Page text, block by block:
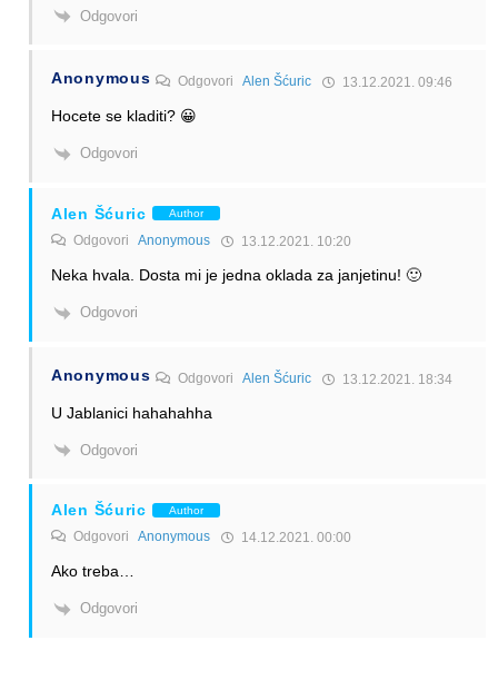
Odgovori
Anonymous OdgovoriAlen Šćuric 13.12.2021. 09:46
Hocete se kladiti? 😀
Odgovori
Alen Šćuric Author
Odgovori Anonymous 13.12.2021. 10:20
Neka hvala. Dosta mi je jedna oklada za janjetinu! 🙂
Odgovori
Anonymous OdgovoriAlen Šćuric 13.12.2021. 18:34
U Jablanici hahahahha
Odgovori
Alen Šćuric Author
Odgovori Anonymous 14.12.2021. 00:00
Ako treba…
Odgovori